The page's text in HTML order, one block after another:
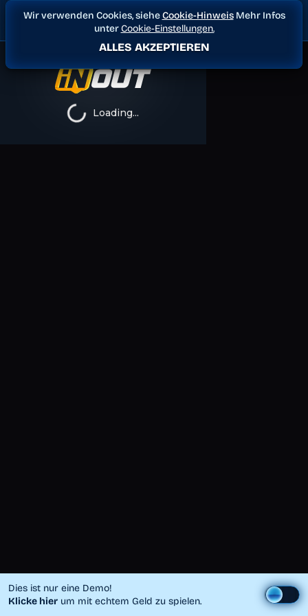
Dies ist nur eine Demo!
Klicke hier um mit echtem Geld zu spielen.
Wir verwenden Cookies, sieheCookie-HinweisMehr Infos
unterCookie-Einstellungen.
ALLES AKZEPTIEREN